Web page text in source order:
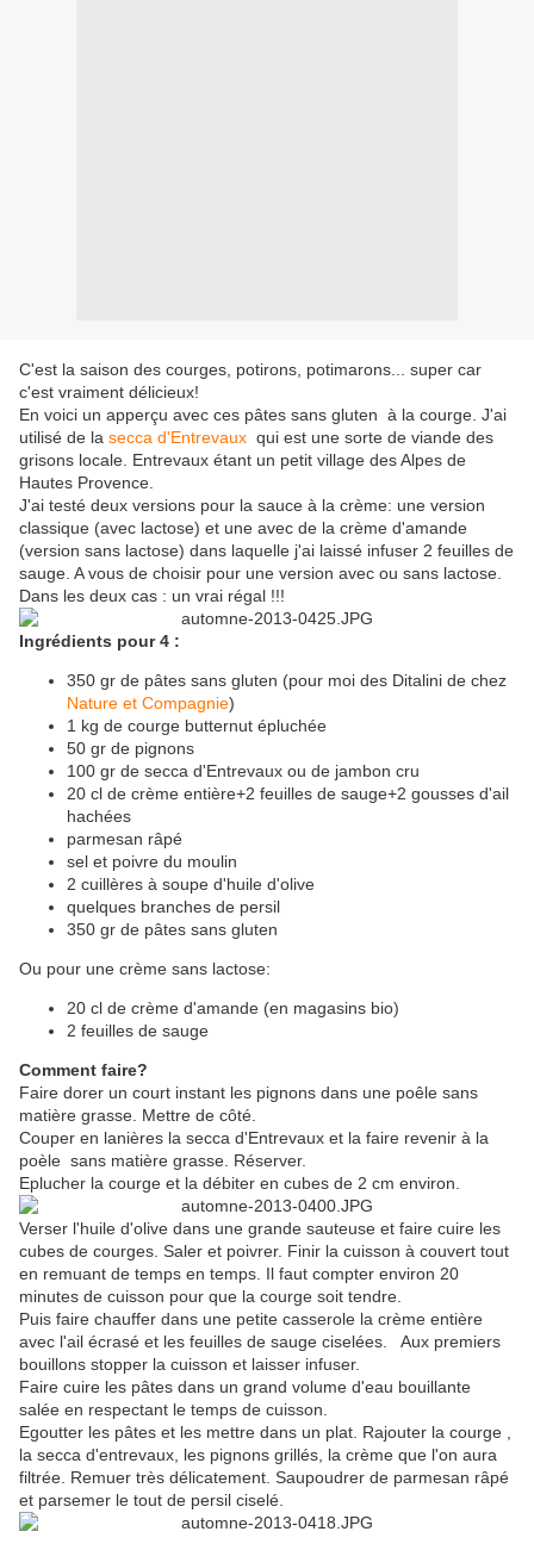
C'est la saison des courges, potirons, potimarons... super car
c'est vraiment délicieux!
En voici un apperçu avec ces pâtes sans gluten à la courge. J'ai
utilisé de la secca d'Entrevaux qui est une sorte de viande des
grisons locale. Entrevaux étant un petit village des Alpes de
Hautes Provence.
J'ai testé deux versions pour la sauce à la crème: une version
classique (avec lactose) et une avec de la crème d'amande
(version sans lactose) dans laquelle j'ai laissé infuser 2 feuilles de
sauge. A vous de choisir pour une version avec ou sans lactose.
Dans les deux cas : un vrai régal !!!
Ingrédients pour 4 :
350 gr de pâtes sans gluten (pour moi des Ditalini de chez
Nature et Compagnie)
1 kg de courge butternut épluchée
50 gr de pignons
100 gr de secca d'Entrevaux ou de jambon cru
20 cl de crème entière+2 feuilles de sauge+2 gousses d'ail
hachées
parmesan râpé
sel et poivre du moulin
2 cuillères à soupe d'huile d'olive
quelques branches de persil
350 gr de pâtes sans gluten
Ou pour une crème sans lactose:
20 cl de crème d'amande (en magasins bio)
2 feuilles de sauge
Comment faire?
Faire dorer un court instant les pignons dans une poêle sans
matière grasse. Mettre de côté.
Couper en lanières la secca d'Entrevaux et la faire revenir à la
poèle sans matière grasse. Réserver.
Eplucher la courge et la débiter en cubes de 2 cm environ.
Verser l'huile d'olive dans une grande sauteuse et faire cuire les
cubes de courges. Saler et poivrer. Finir la cuisson à couvert tout
en remuant de temps en temps. Il faut compter environ 20
minutes de cuisson pour que la courge soit tendre.
Puis faire chauffer dans une petite casserole la crème entière
avec l'ail écrasé et les feuilles de sauge ciselées. Aux premiers
bouillons stopper la cuisson et laisser infuser.
Faire cuire les pâtes dans un grand volume d'eau bouillante
salée en respectant le temps de cuisson.
Egoutter les pâtes et les mettre dans un plat. Rajouter la courge ,
la secca d'entrevaux, les pignons grillés, la crème que l'on aura
filtrée. Remuer très délicatement. Saupoudrer de parmesan râpé
et parsemer le tout de persil ciselé.